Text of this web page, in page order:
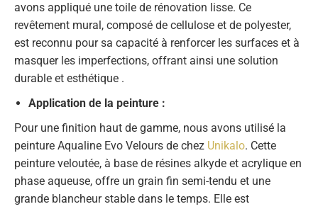
avons appliqué une toile de rénovation lisse. Ce
revêtement mural, composé de cellulose et de polyester,
est reconnu pour sa capacité à renforcer les surfaces et à
masquer les imperfections, offrant ainsi une solution
durable et esthétique .
Application de la peinture :
Pour une finition haut de gamme, nous avons utilisé la
peinture Aqualine Evo Velours de chez Unikalo. Cette
peinture veloutée, à base de résines alkyde et acrylique en
phase aqueuse, offre un grain fin semi-tendu et une
grande blancheur stable dans le temps. Elle est